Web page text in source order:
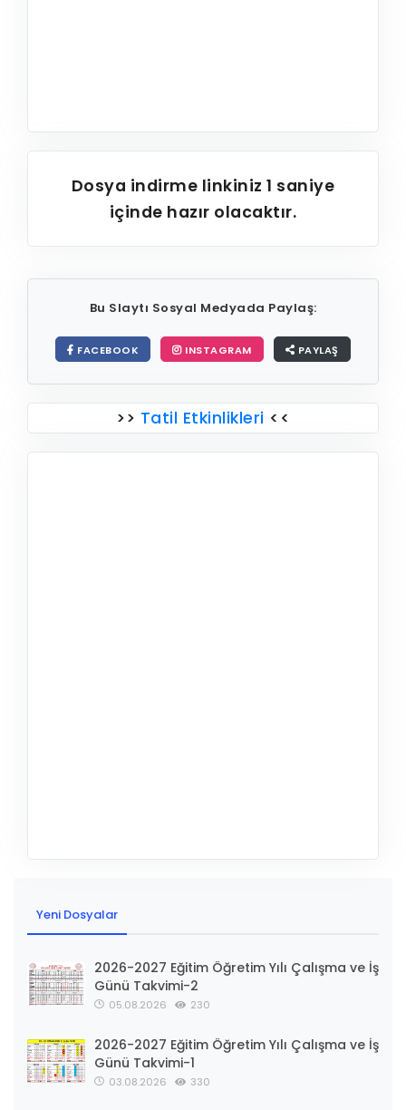
Dosya indirme linkiniz1 saniye
içinde hazır olacaktır.
Bu Slaytı Sosyal Medyada Paylaş:
FACEBOOK INSTAGRAM PAYLAŞ
>> Tatil Etkinlikleri <<
Yeni Dosyalar
2026-2027 Eğitim Öğretim Yılı Çalışma ve İş
Günü Takvimi-2
05.08.2026 230
2026-2027 Eğitim Öğretim Yılı Çalışma ve İş
Günü Takvimi-1
03.08.2026 330